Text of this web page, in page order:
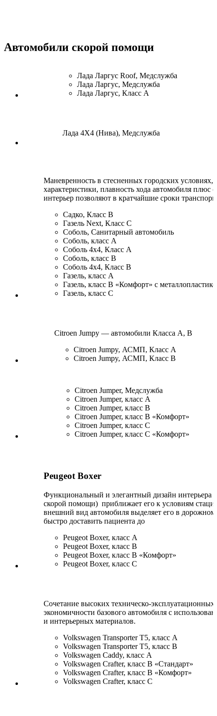
Автомобили скорой помощи
Лада Ларгус Roof, Медслужба
Лада Ларгус, Медслужба
Лада Ларгус, Класс А
Лада 4Х4 (Нива), Медслужба
Маневренность в стесненных городских
характеристики, плавность хода автомобиля
интерьер позволяют в кратчайшие сроки
Садко, Класс B
Газель Next, Класс С
Соболь, Санитарный автомобиль
Соболь, класс А
Соболь 4х4, Класс А
Соболь, класс В
Соболь 4х4, Класс B
Газель, класс А
Газель, класс B «Комфорт» с
Газель, класс С
Citroen Jumpy — автомобили Класса А, В
Citroen Jumpy, АСМП, Класс А
Citroen Jumpy, АСМП, Класс В
Citroen Jumper, Медслужба
Citroen Jumper, класс А
Citroen Jumper, класс B
Citroen Jumper, класс B «Комфорт»
Citroen Jumper, класс C
Citroen Jumper, класс C «Комфорт»
Peugeot Boxer
Функциональный и элегантный дизайн
скорой помощи) приближает его к условиям
внешний вид автомобиля выделяет его в дорожном
быстро доставить пациента до
Peugeot Boxer, класс А
Peugeot Boxer, класс В
Peugeot Boxer, класс B «Комфорт»
Peugeot Boxer, класс C
Сочетание высоких техническо-
экономичности базового автомобиля с
и интерьерных материалов.
Volkswagen Transporter T5, класс A
Volkswagen Transporter T5, класс B
Volkswagen Caddy, класс А
Volkswagen Crafter, класс В «Стандарт»
Volkswagen Crafter, класс B «Комфорт»
Volkswagen Crafter, класс С